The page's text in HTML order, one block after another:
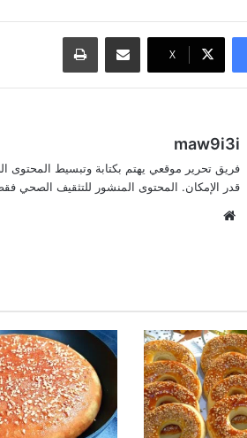
‫X
مشاركة عبر البريد طباعة
maw9i3i
فريق تحرير موقعي يهتم بكتابة وتبسيط المحتوى
قدر الإمكان. المحتوى المنشور للتثقيف الصحي